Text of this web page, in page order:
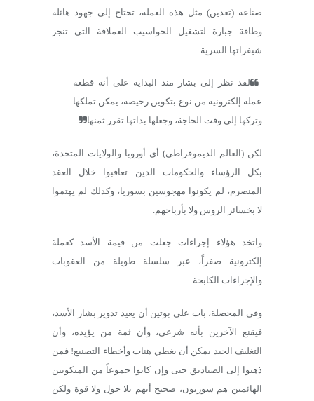
صناعة (تعدين) مثل هذه العملة، تحتاج إلى جهود هائلة
وطاقة جبارة لتشغيل الحواسيب العملاقة التي تنجز
شيفراتها السرية.
لقد نظر إلى بشار منذ البداية على أنه قطعة
عملة إلكترونية من نوع بتكوين رخيصة، يمكن تملكها
وتركها إلى وقت الحاجة، وجعلها بذاتها تقرر ثمنها
لكن (العالم الديموقراطي) أي أوروبا والولايات المتحدة،
بكل الرؤساء والحكومات الذين تعاقبوا خلال العقد
المنصرم، لم يكونوا مهجوسين بسوريا، وكذلك لم يهتموا
لا بخسائر الروس ولا بأرباحهم.
واتخذ هؤلاء إجراءات جعلت من قيمة الأسد كعملة
إلكترونية صفراً، عبر سلسلة طويلة من العقوبات
والإجراءات الكابحة.
وفي المحصلة، بات على بوتين أن يعيد تدوير بشار الأسد،
فيقنع الآخرين بأنه شرعي، وأن ثمة من يؤيده، وأن
التغليف الجيد يمكن أن يغطي هنات وأخطاء التصنيع! فمن
ذهبوا إلى الصناديق حتى وإن كانوا جموعاً من المنكوبين
الهائمين هم سوريون، صحيح أنهم بلا حول ولا قوة ولكن